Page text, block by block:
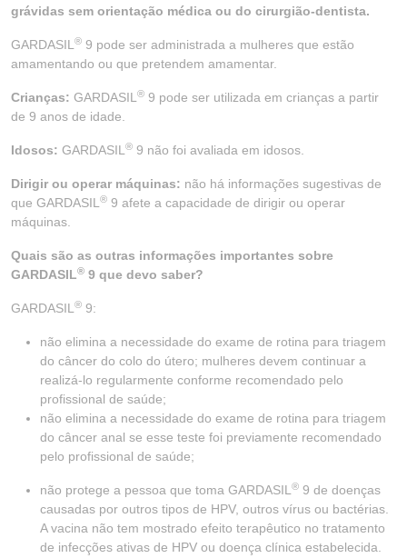
grávidas sem orientação médica ou do cirurgião-dentista.
GARDASIL ® 9 pode ser administrada a mulheres que estão
amamentando ou que pretendem amamentar.
Crianças: GARDASIL ® 9 pode ser utilizada em crianças a partir
de 9 anos de idade.
Idosos: GARDASIL ® 9 não foi avaliada em idosos.
Dirigir ou operar máquinas: não há informações sugestivas de
que GARDASIL ® 9 afete a capacidade de dirigir ou operar
máquinas.
Quais são as outras informações importantes sobre
GARDASIL® 9 que devo saber?
GARDASIL ® 9:
não elimina a necessidade do exame de rotina para triagem
do câncer do colo do útero; mulheres devem continuar a
realizá-lo regularmente conforme recomendado pelo
profissional de saúde;
não elimina a necessidade do exame de rotina para triagem
do câncer anal se esse teste foi previamente recomendado
pelo profissional de saúde;
não protege a pessoa que toma GARDASIL ® 9 de doenças
causadas por outros tipos de HPV, outros vírus ou bactérias.
A vacina não tem mostrado efeito terapêutico no tratamento
de infecções ativas de HPV ou doença clínica estabelecida.